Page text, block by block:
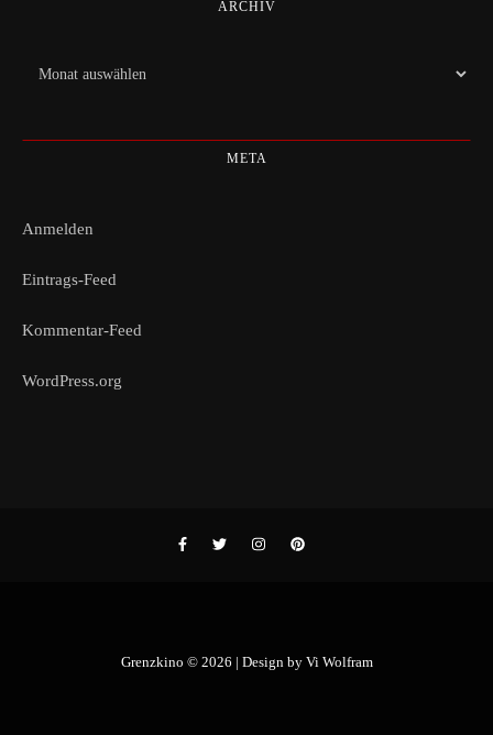
ARCHIV
Archiv
META
Anmelden
Eintrags-Feed
Kommentar-Feed
WordPress.org
Grenzkino © 2026 | Design by Vi Wolfram